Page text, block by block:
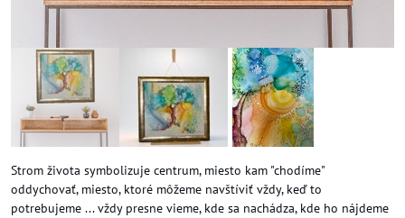
Strom života symbolizuje centrum, miesto kam "chodíme"
oddychovať, miesto, ktoré môžeme navštíviť vždy, keď to
potrebujeme ... vždy presne vieme, kde sa nachádza, kde ho nájdeme